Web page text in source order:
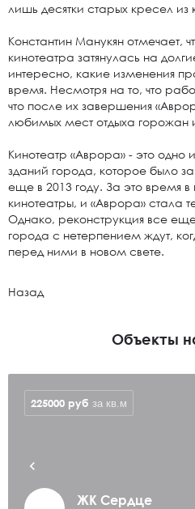
лишь десятки старых кресел из
Константин Манукян отмечает,
кинотеатра затянулась на
интересно, какие изменения
время. Несмотря на то, что
что после их завершения
любимых мест отдыха горожан
Кинотеатр «Аврора» - это одно
зданий города, которое было
еще в 2013 году. За это время в
кинотеатры, и «Аврора» стала
Однако, реконструкция все
города с нетерпением ждут,
перед ними в новом свете.
Назад
Объекты
ЖК Сердце
225000 руб за кв.м